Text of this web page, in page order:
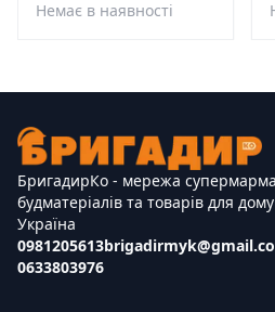
Немає в наявності
БригадирКо - мережа
будматеріалів та товарів для дому
Україна
0981205613
0633803976